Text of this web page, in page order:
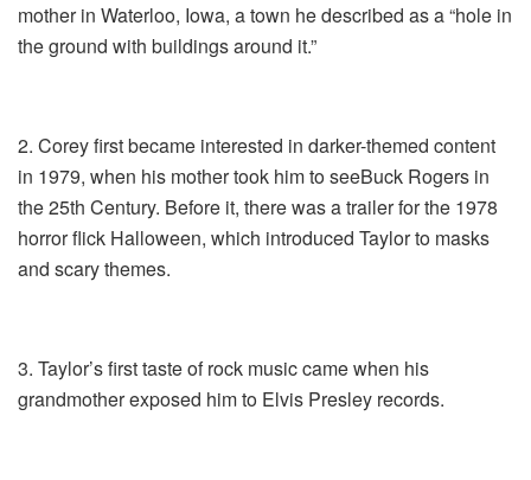
mother in Waterloo, Iowa, a town he described as a “hole in
the ground with buildings around it.”
2. Corey first became interested in darker-themed content
in 1979, when his mother took him to seeBuck Rogers in
the 25th Century. Before it, there was a trailer for the 1978
horror flick Halloween, which introduced Taylor to masks
and scary themes.
3. Taylor’s first taste of rock music came when his
grandmother exposed him to Elvis Presley records.